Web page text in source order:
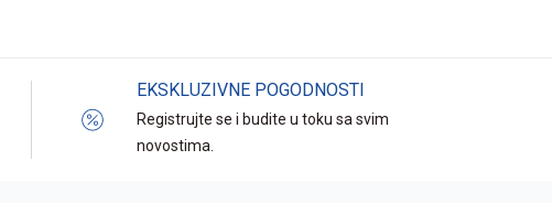
EKSKLUZIVNE POGODNOSTI
Registrujte se i budite u toku sa svim
novostima.